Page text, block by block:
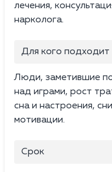
лечения,
нарколога.
Для кого подходит
Люди, заметившие
над играми, рост
сна и настроения,
мотивации.
Срок